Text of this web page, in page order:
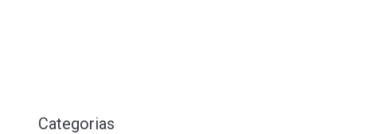
Categorias